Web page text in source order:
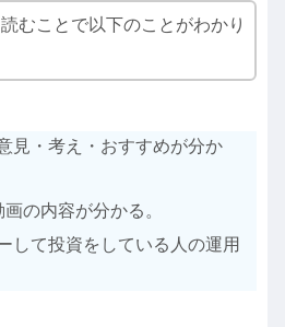
むことで以下のことがわかり
見・考え・おすすめが分か
の内容が分かる。
して投資をしている人の運用